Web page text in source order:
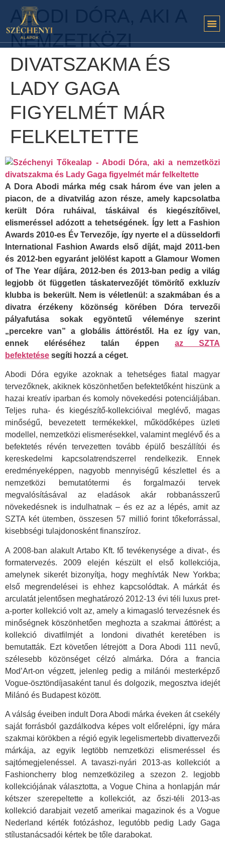
ABODI DÓRA, AKI A
NEMZETKÖZI
DIVATSZAKMA ÉS
LADY GAGA
FIGYELMÉT MÁR
FELKELTETTE
A Dora Abodi márka még csak három éve van jelen a
piacon, de a divatvilág azon része, amely kapcsolatba
került Dóra ruháival, táskáival és kiegészítőivel,
elismeréssel adózott a tehetségének. Így lett a Fashion
Awards 2010-es Év Tervezője, így nyerte el a düsseldorfi
International Fashion Awards első díját, majd 2011-ben
és 2012-ben egyaránt jelölést kapott a Glamour Women
of The Year díjára, 2012-ben és 2013-ban pedig a világ
legjobb öt független táskatervezőjét tömörítő exkluzív
klubba is bekerült. Nem is véletlenül: a szakmában és a
divatra érzékeny közönség körében Dóra tervezői
pályafutása sokak egyöntetű véleménye szerint
„percekre van” a globális áttöréstől. Ha ez így van,
ennek eléréséhez talán éppen az SZTA
befektetése segíti hozzá a céget.
Abodi Dóra egyike azoknak a tehetséges fiatal magyar
tervezőknek, akiknek köszönhetően befektetőként hiszünk a
hazai kreatív iparban és komoly növekedési potenciáljában.
Teljes ruha- és kiegészítő-kollekcióival meglévő, magas
minőségű, bevezetett termékekkel, működőképes üzleti
modellel, nemzetközi elismerésekkel, valamint meglévő és a
befektetés révén tervezetten tovább épülő beszállítói és
kereskedelmi kapcsolatrendszerrel rendelkezik. Ennek
eredményeképpen, nagyobb mennyiségű készlettel és a
nemzetközi bemutatótermi és forgalmazói tervek
megvalósításával az eladások akár robbanásszerű
növekedésnek is indulhatnak – és ez az a lépés, amit az
SZTA két ütemben, összesen 57 millió forint tőkeforrással,
kisebbségi tulajdonosként finanszíroz.
A 2008-ban alakult Artabo Kft. fő tevékenysége a divat-, és
formatervezés. 2009 elején készült el első kollekciója,
amelynek sikerét bizonyítja, hogy meghívták New Yorkba;
első megrendelései is ehhez kapcsolódtak. A márkát és
arculatát jelentősen meghatározó 2012-13 évi téli luxus pret-
a-porter kollekció volt az, amely a kimagasló tervezésnek és
minőségnek köszönhetően meghozta a szakmai áttörést; a
kollekció divatfilmjét a londoni divathét keretében is
bemutatták. Ezt követően létrejött a Dora Abodi 111 nevű,
szélesebb közönséget célzó almárka. Dóra a francia
Mod’Art-on végzett, jelenleg pedig a milánói mesterképző
Vogue-ösztöndíjasaként tanul és dolgozik, megosztva idejét
Milánó és Budapest között.
A válság éveiben indult Dora Abodi márka éveken át csekély
saját forrásból gazdálkodva képes volt előrelépni, így mára
szakmai körökben a régió egyik legelismertebb divattervezői
márkája, az egyik legtöbb nemzetközi elismeréssel és
sajtómegjelenéssel. A tavaszi-nyári 2013-as kollekciót a
Fashioncherry blog nemzetközileg a szezon 2. legjobb
kollekciójának választotta, a Vogue China a honlapján már
kétszer szerepeltette a kollekciót, az őszi-téli 2013-as
kollekció darabjait vezető amerikai magazinok és a Vogue
Nederland kérték fotózáshoz, legutóbb pedig Lady Gaga
stílustanácsadói kértek be tőle darabokat.